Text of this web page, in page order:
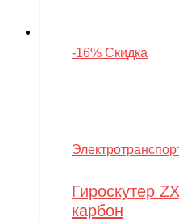
-16% Скидка
Гироскутер
карбон